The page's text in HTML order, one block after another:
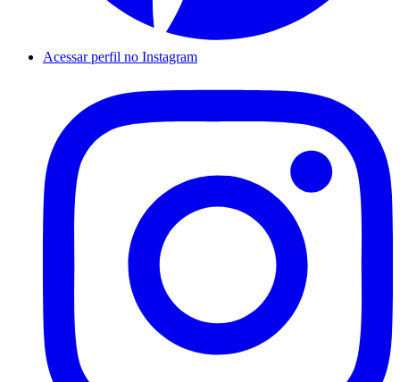
Acessar perfil no Instagram